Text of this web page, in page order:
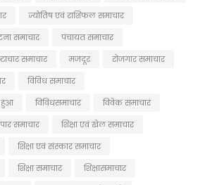
ज्योतिष एवं राशिफल समाचार
समाचार
पंचायत समाचार
समाचार मजदूर
रोजगार समाचार
विविध समाचार
हुआ
विविधसमाचार
विवेक समाचार
समाचार
शिक्षा एवं खेल समाचार
शिक्षा एवं संस्कार समाचार
शिक्षा समाचार
शिक्षासमाचार